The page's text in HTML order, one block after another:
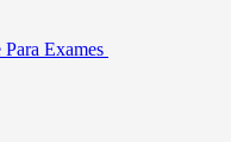
Exames